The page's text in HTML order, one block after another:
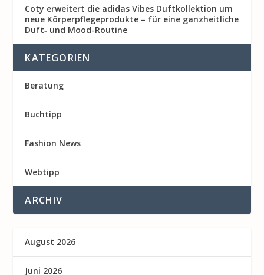
Coty erweitert die adidas Vibes Duftkollektion um
neue Körperpflegeprodukte – für eine ganzheitliche
Duft‑ und Mood-Routine
KATEGORIEN
Beratung
Buchtipp
Fashion News
Webtipp
ARCHIV
August 2026
Juni 2026